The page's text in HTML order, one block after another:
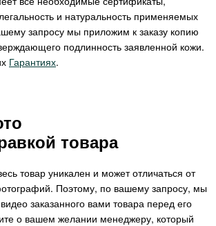
и натуральность применяемых
запросу мы приложим к заказу копию
подлинность заявленной кожи.
Гарантиях.
товара
товар уникален и может отличаться от
Поэтому, по вашему запросу, мы
заказанного вами товара перед его
о вашем желании менеджеру, который